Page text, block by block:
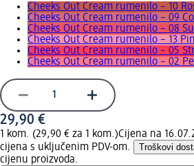
Cheeks Out Cream rumenilo – 10
Cheeks Out Cream rumenilo – 09
Cheeks Out Cream rumenilo – 08
Cheeks Out Cream rumenilo – 13
Cheeks Out Cream rumenilo – 05
Cheeks Out Cream rumenilo – 02
29,90 €
1 kom. (29,90 € za 1 kom.)Cijena na
cijena s uključenim PDV-om.
Troškovi
cijenu proizvoda.